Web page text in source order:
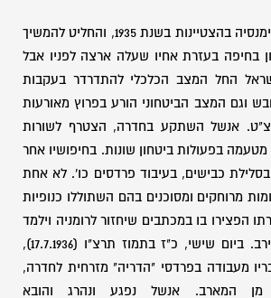
אנשל סיים את הגימנסיה בהצטיינות בשנת 1935, והחליט להמשיך
בחיפה בעזרת אחיו שעלה ארצה לפניו אבל
החל המצב הכלכלי להתדרדר בעקבות
וגם המצב הביטחוני הורע בפרוץ מאורעות
אנשל השתקע בחדרה, הצטרף לשורות
בפעולות ביטחון שונות. בחיפושיו אחר
כבישים, בעיבוד פרדסים כו'. לא אחת
מרוחקים ומסוכנים בהם השתוללו כנופיות
הפצירו בו במכתבים שיחזור לרומניה וילמד
רפואה אך הוא סירב. ביום שישי, כ"ז בתמוז תרצ"ו (17.7.1936),
מעבודה בפרדסי "הדריה" מזרחית לחדרה,
מן המארב. אנשל נפגע ונהרג והובא